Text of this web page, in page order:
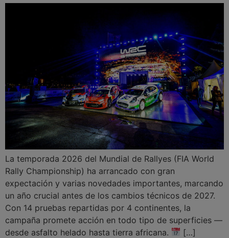
La temporada 2026 del Mundial de Rallyes (FIA World
Rally Championship) ha arrancado con gran
expectación y varias novedades importantes, marcando
un año crucial antes de los cambios técnicos de 2027.
Con 14 pruebas repartidas por 4 continentes, la
campaña promete acción en todo tipo de superficies —
desde asfalto helado hasta tierra africana.
[…]